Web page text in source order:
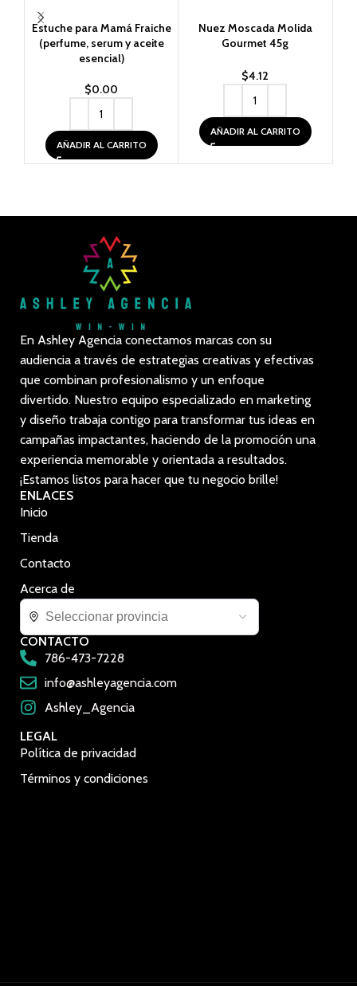
Estuche para Mamá Fraiche
(perfume, serum y aceite
esencial)
$0.00
AÑADIR AL CARRITO
Nuez Moscada Molida
Gourmet 45g
$4.12
AÑADIR AL CARRITO
En Ashley Agencia conectamos marcas con su
audiencia a través de estrategias creativas y efectivas
que combinan profesionalismo y un enfoque
divertido. Nuestro equipo especializado en marketing
y diseño trabaja contigo para transformar tus ideas en
campañas impactantes, haciendo de la promoción una
experiencia memorable y orientada a resultados.
¡Estamos listos para hacer que tu negocio brille!
ENLACES
Inicio
Tienda
Contacto
Acerca de
CONTACTO
786-473-7228
info@ashleyagencia.com
Ashley_Agencia
LEGAL
Política de privacidad
Términos y condiciones